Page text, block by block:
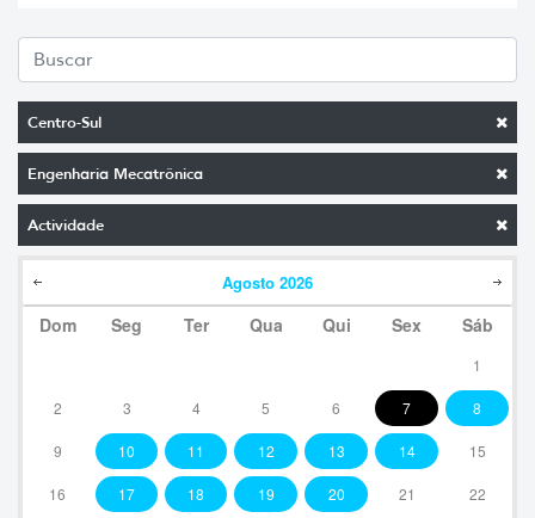
Centro-Sul
Engenharia Mecatrônica
Actividade
Agosto 2026
Dom Seg Ter Qua Qui Sex Sáb
1
2 3 4 5 6 7 8
9 10 11 12 13 14 15
16 17 18 19 20 21 22